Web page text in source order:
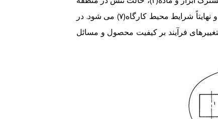
تغییر شکل(۴)، نوع و نحوه کاربرد ابزار(۵)، خصوصیات محصول نهایی(۶) و نهایتاً شرایط محیط کارگاه(۷) می شود. در
فرآیند بر کیفیت محصول و مسائل